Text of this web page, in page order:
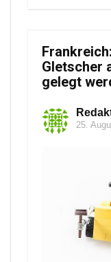
Gletscher
gelegt
25.